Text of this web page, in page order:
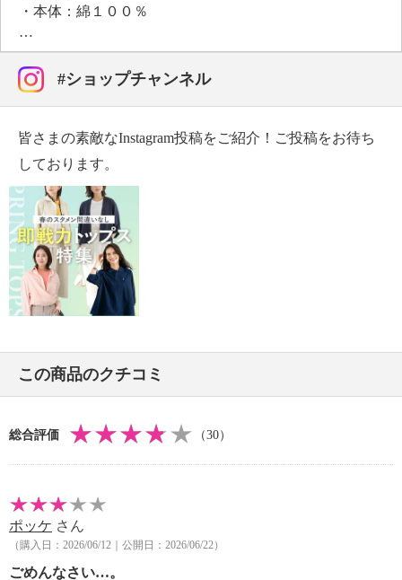
・本体：綿１００％
・リブ部分：ポリエステル９９％、ポリウレタン１％
【メンテナンス（絵表示ラベル）】
・洗濯機：可
・漂白処理：塩素系・酸素系漂白不可
・自然乾燥：日陰の吊り干し
・アイロン仕上げ：可（中温）
・ドライクリーニング：石油系ドライクリーニング可
・ウエットクリーニング：可
【メンテナンス（ケアラベル）】
・長時間照射による変退色注意
・単品洗い
・水や汗などによる色落ち、色移り注意
・摩擦による色落ち、色移り注意
・ネット使用
・無蛍光洗剤使用
【原産国（地）】
#ショップチャンネル
皆さまの素敵なInstagram投稿をご紹介！ご投稿をお待ち
しております。
この商品のクチコミ
総合評価 （30）
ポッケ さん
（購入日：2026/06/12｜公開日：2026/06/22）
ごめんなさい…。